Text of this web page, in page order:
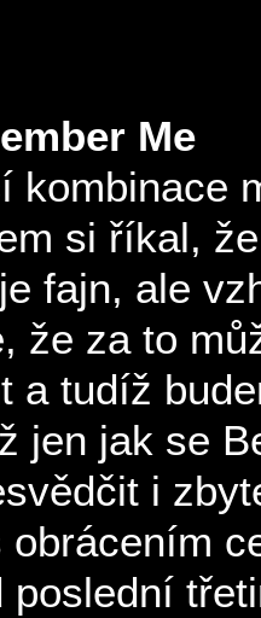
Me
kombinace
si říkal,
fajn, ale
že za to
a tudíž
jen jak se
i
poslední